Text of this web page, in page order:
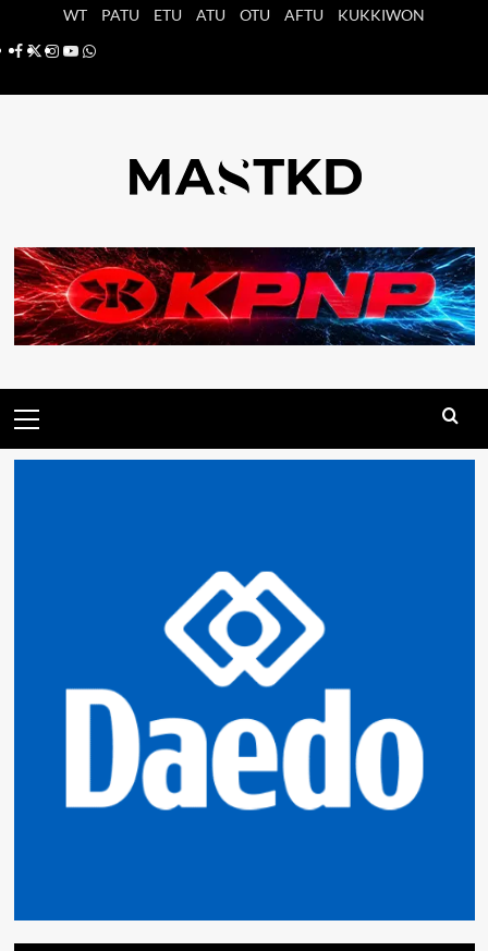
WT PATU ETU ATU OTU AFTU
KUKKIWON
Facebook
X Instagram
YouTube
Whatsapp
principal